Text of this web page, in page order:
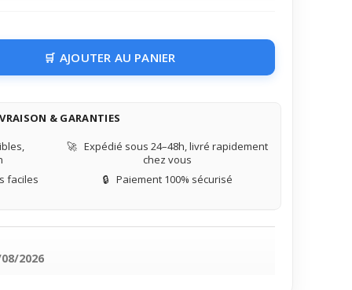
AJOUTER AU PANIER
& GARANTIES
🚀 Expédié sous 24–48h, livré rapidement
chez vous
faciles
🔒 Paiement 100% sécurisé
2026